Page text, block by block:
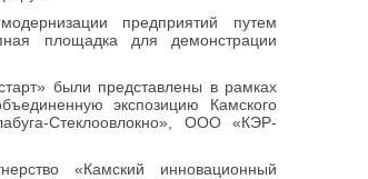
предприятий путем
площадка для демонстрации
были представлены в рамках
экспозицию Камского
Стеклоовлокно», ООО «КЭР-
«Камский инновационный